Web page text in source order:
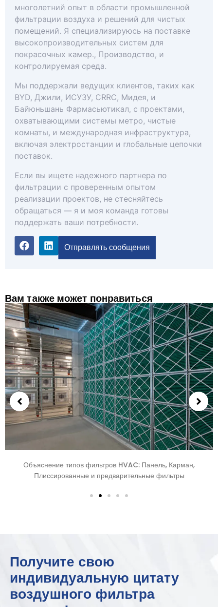
многолетний опыт в области промышленной
фильтрации воздуха и решений для чистых
помещений. Я специализируюсь на поставке
высокопроизводительных систем для
покрасочных камер., Производство, и
контролируемая среда.
Мы поддержали ведущих клиентов, таких как
BYD, Джили, ИСУЗУ, CRRC, Мидея, и
Байюньшань Фармасьютикал, с проектами,
охватывающими системы метро, чистые
комнаты, и международная инфраструктура,
включая электростанции и глобальные цепочки
поставок.
Если вы ищете надежного партнера по
фильтрации с проверенным опытом
реализации проектов, не стесняйтесь
обращаться — я и моя команда готовы
поддержать ваши потребности.
Отправлять сообщения
Вам также может понравиться
Как купить фильтры HVAC из Китая: Полное руководство
проектам Юго-Восточной Азии
Получите свою
индивидуальную цитату
воздушного фильтра